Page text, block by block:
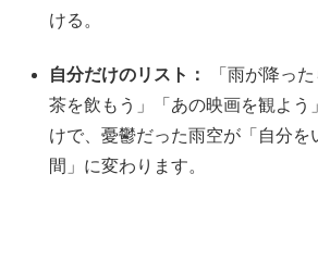
ける。
自分だけのリスト：
「雨が降っ
茶を飲もう」「あの映画を観よう
けで、憂鬱だった雨空が「自分を
間」に変わります。